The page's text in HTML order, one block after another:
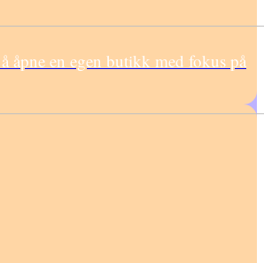
åpne en egen butikk med fokus på